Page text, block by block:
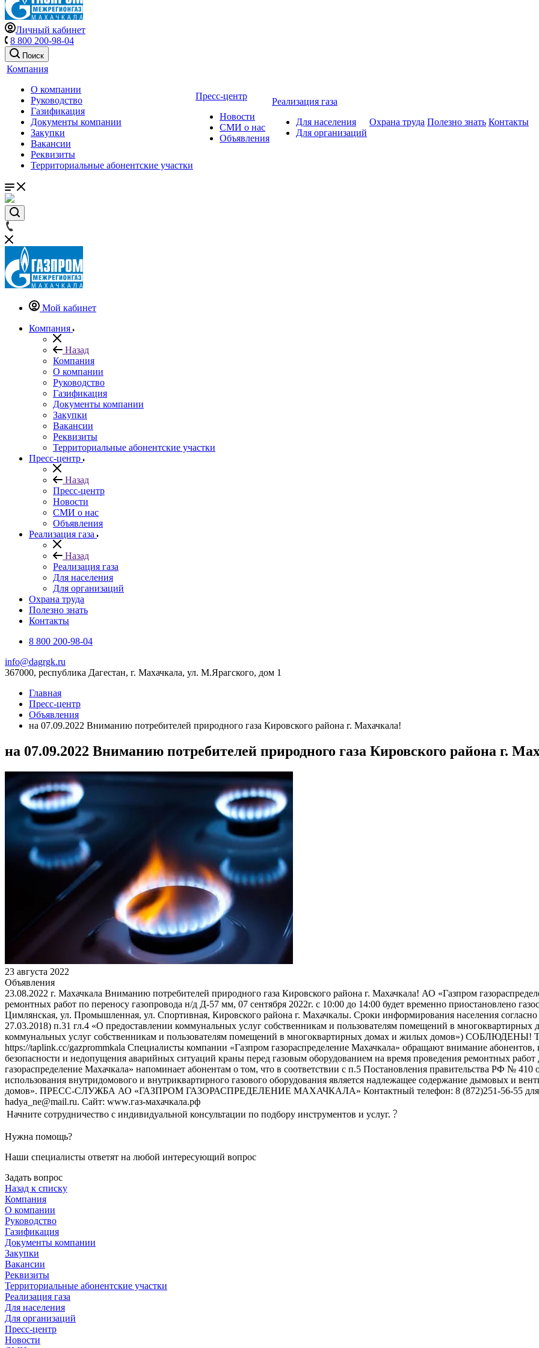
Личный кабинет
8 800 200-98-04
Поиск
Компания
О компании
Руководство
Газификация
Документы компании
Закупки
Вакансии
Реквизиты
Территориальные абонентские участки
Пресс-центр
Новости
СМИ о нас
Объявления
Реализация газа
Для населения
Для организаций
Охрана труда Полезно знать Контакты
Мой кабинет
Компания
Назад
Компания
О компании
Руководство
Газификация
Документы компании
Закупки
Вакансии
Реквизиты
Территориальные абонентские участки
Пресс-центр
Назад
Пресс-центр
Новости
СМИ о нас
Объявления
Реализация газа
Назад
Реализация газа
Для населения
Для организаций
Охрана труда
Полезно знать
Контакты
8 800 200-98-04
info@dagrgk.ru
367000, республика Дагестан, г. Махачкала, ул. М.Ярагского, дом 1
Главная
Пресс-центр
Объявления
на 07.09.2022 Вниманию потребителей природного газа Кировского района г. Махачкала!
на 07.09.2022 Вниманию потребителей природного газа Кировского района г.
23 августа 2022
Объявления
23.08.2022 г. Махачкала Вниманию потребителей природного газа Кировского района г. Махачкала! АО «Газпром
ремонтных работ по переносу газопровода н/д Д-57 мм, 07 сентября 2022г. с 10:00 до 14:00 будет временно приостановлено
Цимлянская, ул. Промышленная, ул. Спортивная, Кировского района г. Махачкалы. Сроки информирования населения
27.03.2018) п.31 гл.4 «О предоставлении коммунальных услуг собственникам и пользователям помещений в
коммунальных услуг собственникам и пользователям помещений в многоквартирных домах и жилых домов»)
https://taplink.cc/gazprommkala Специалисты компании «Газпром газораспределение Махачкала» обращают внимание
безопасности и недопущения аварийных ситуаций краны перед газовым оборудованием на время проведения ремонтных
газораспределение Махачкала» напоминает абонентам о том, что в соответствии с п.5 Постановления правительства РФ № 410
использования внутридомового и внутриквартирного газового оборудования является надлежащее содержание дымовых и
домов». ПРЕСС-СЛУЖБА АО «ГАЗПРОМ ГАЗОРАСПРЕДЕЛЕНИЕ МАХАЧКАЛА» Контактный телефон: 8 (872)251-56-55 для
hadya_ne@mail.ru. Сайт: www.газ-махачкала.рф
Начните сотрудничество с индивидуальной консультации по подбору инструментов и услуг.
Нужна помощь?
Наши специалисты ответят на любой интересующий вопрос
Задать вопрос
Назад к списку
Компания
О компании
Руководство
Газификация
Документы компании
Закупки
Вакансии
Реквизиты
Территориальные абонентские участки
Реализация газа
Для населения
Для организаций
Пресс-центр
Новости